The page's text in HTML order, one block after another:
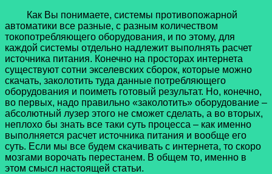
Как Вы понимаете, системы противопожарной
автоматики все разные, с разным количеством
токопотребляющего оборудования, и по этому, для
каждой системы отдельно надлежит выполнять расчет
источника питания. Конечно на просторах интернета
существуют сотни экселевских сборок, которые можно
скачать, заколотить туда данные потребляющего
оборудования и поиметь готовый результат. Но, конечно,
во первых, надо правильно «заколотить» оборудование –
абсолютный лузер этого не сможет сделать, а во вторых,
неплохо бы знать все таки суть процесса – как именно
выполняется расчет источника питания и вообще его
суть. Если мы все будем скачивать с интернета, то скоро
мозгами ворочать перестанем. В общем то, именно в
этом смысл настоящей статьи.